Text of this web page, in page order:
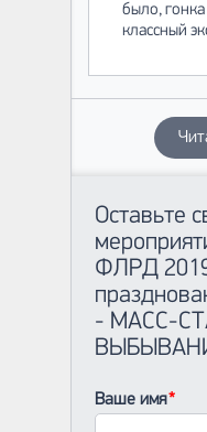
было,
классный
Оставьте
ФЛРД
- МАСС-
Ваше имя